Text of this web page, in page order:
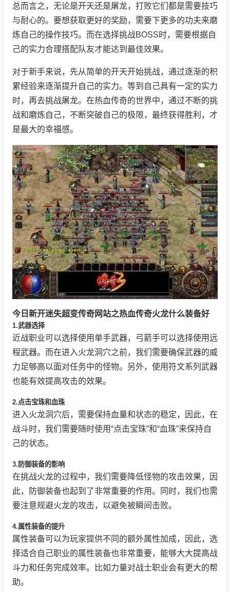
总而言之，无论是开天还是屠龙，打败它们都是需要技巧
与耐心的。要想获取更好的奖励，需要下更多的功夫来磨
炼自己的操作技巧。而在选择挑战BOSS时，需要根据自
己的实力合理搭配队友才能达到最佳效果。
对于新手来说，先从简单的开天开始挑战，通过逐渐的积
累经验来逐渐提升自己的实力。等到自己具有一定的实力
时，再去挑战屠龙。在热血传奇的世界中，通过不断的挑
战和磨炼自己，不断突破自己的极限，最终获得胜利，才
是最大的幸福感。
今日新开迷失超变传奇网站之热血传奇火龙什么装备好
1.武器选择
近战职业可以选择使用单手武器，弓箭手可以选择使用远
程武器。而在进入火龙洞穴之前，我们需要确保武器的威
力足够高以面对任务中的怪物。另外，使用符文系列武器
也能有效提高攻击的效果。
2.点击宝珠和血珠
进入火龙洞穴后，需要保持血量和状态的稳定，因此，在
战斗时，我们需要随时使用“点击宝珠”和“血珠”来保持自
己的状态。
3.防御装备的影响
在挑战火龙的过程中，我们需要降低怪物的攻击效果，因
此，防御装备也起到了非常重要的作用。同时，我们也需
要注意规避火龙的攻击，以避免被瞬间击败。
4.属性装备的提升
属性装备可以为玩家提供不同的额外属性加成，因此，选
择适合自己职业的属性装备也非常重要，能够大大提高战
斗力和任务完成效率。比如力量对战士职业会有更大的帮
助。